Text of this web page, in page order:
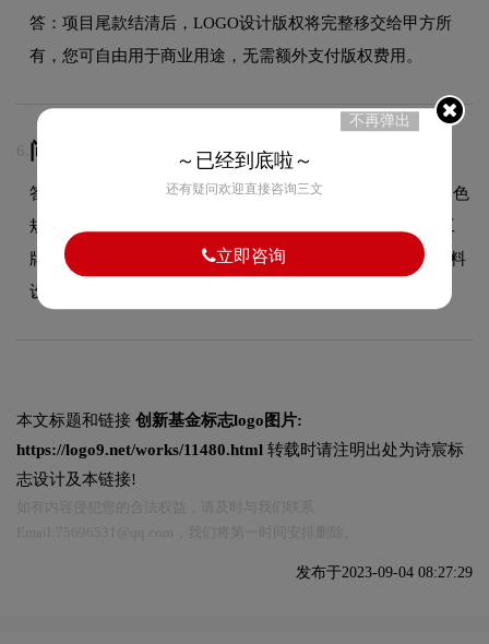
答：项目尾款结清后，LOGO设计版权将完整移交给甲方所
有，您可自由用于商业用途，无需额外支付版权费用。
6. 问：VI设计包含哪些物料？
答：VI设计包含基础系统（LOGO规范、标准色规范、辅助色
规范、标准字体规范）和应用系统（名片、信封、信纸、工
牌、纸杯、手提袋、PPT模板、员工胸牌等全套企业视觉物料
设计）。
本文标题和链接 创新基金标志logo图片:
https://logo9.net/works/11480.html 转载时请注明出处为诗宸标
志设计及本链接!
发布于2023-09-04 08:27:29
不再弹出
～已经到底啦～
还有疑问欢迎直接咨询三文
立即咨询